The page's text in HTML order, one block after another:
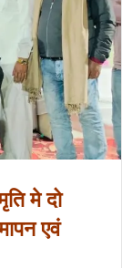
मे दो
एवं